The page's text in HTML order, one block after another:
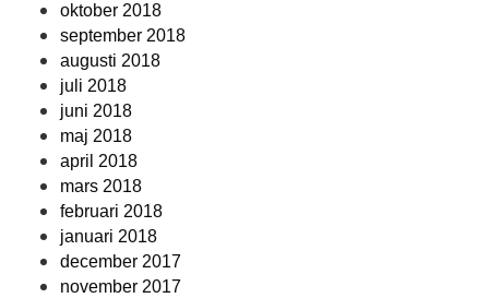
oktober 2018
september 2018
augusti 2018
juli 2018
juni 2018
maj 2018
april 2018
mars 2018
februari 2018
januari 2018
december 2017
november 2017